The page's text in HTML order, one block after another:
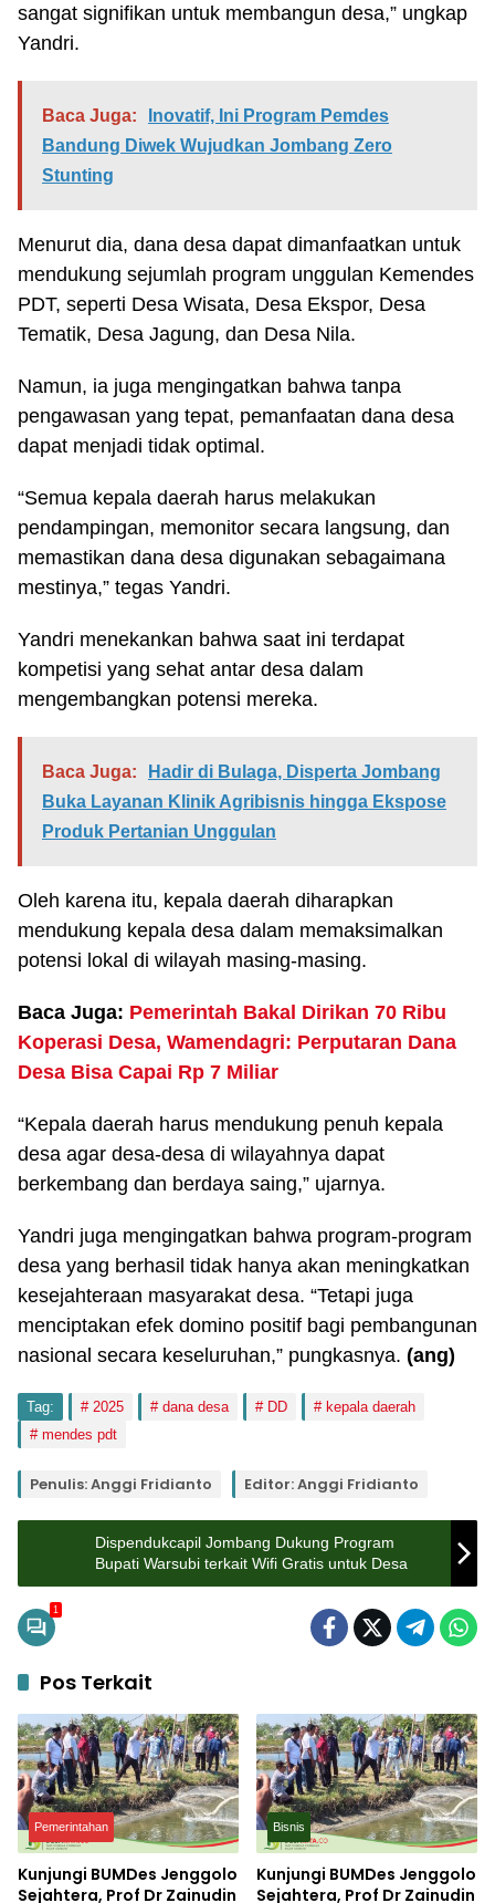
sangat signifikan untuk membangun desa,” ungkap
Yandri.
Baca Juga:
Inovatif, Ini Program Pemdes
Bandung Diwek Wujudkan Jombang Zero
Stunting
Menurut dia, dana desa dapat dimanfaatkan untuk
mendukung sejumlah program unggulan Kemendes
PDT, seperti Desa Wisata, Desa Ekspor, Desa
Tematik, Desa Jagung, dan Desa Nila.
Namun, ia juga mengingatkan bahwa tanpa
pengawasan yang tepat, pemanfaatan dana desa
dapat menjadi tidak optimal.
“Semua kepala daerah harus melakukan
pendampingan, memonitor secara langsung, dan
memastikan dana desa digunakan sebagaimana
mestinya,” tegas Yandri.
Yandri menekankan bahwa saat ini terdapat
kompetisi yang sehat antar desa dalam
mengembangkan potensi mereka.
Baca Juga:
Hadir di Bulaga, Disperta Jombang
Buka Layanan Klinik Agribisnis hingga Ekspose
Produk Pertanian Unggulan
Oleh karena itu, kepala daerah diharapkan
mendukung kepala desa dalam memaksimalkan
potensi lokal di wilayah masing-masing.
Baca Juga: Pemerintah Bakal Dirikan 70 Ribu
Koperasi Desa, Wamendagri: Perputaran Dana
Desa Bisa Capai Rp 7 Miliar
“Kepala daerah harus mendukung penuh kepala
desa agar desa-desa di wilayahnya dapat
berkembang dan berdaya saing,” ujarnya.
Yandri juga mengingatkan bahwa program-program
desa yang berhasil tidak hanya akan meningkatkan
kesejahteraan masyarakat desa. “Tetapi juga
menciptakan efek domino positif bagi pembangunan
nasional secara keseluruhan,” pungkasnya. (ang)
Tag: 2025 dana desa DD
kepala daerah
mendes pdt
Penulis: Anggi Fridianto Editor: Anggi Fridianto
Dispendukcapil Jombang Dukung Program
Bupati Warsubi terkait Wifi Gratis untuk Desa
1
Pos Terkait
Pemerintahan
Kunjungi BUMDes Jenggolo
Sejahtera, Prof Dr Zainudin
Bisnis
Kunjungi BUMDes Jenggolo
Sejahtera, Prof Dr Zainudin